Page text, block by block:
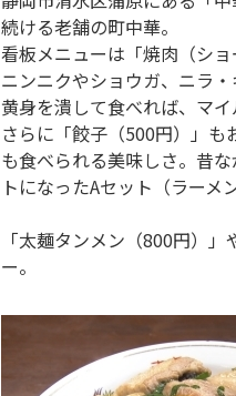
続ける老舗の町中華。
看板メニューは「焼肉（シ
ニンニクやショウガ、ニラ
黄身を潰して食べれば、マ
さらに「餃子（500円）」
も食べられる美味しさ。昔
トになったAセット（ラーメ
「太麺タンメン（800円）
ー。